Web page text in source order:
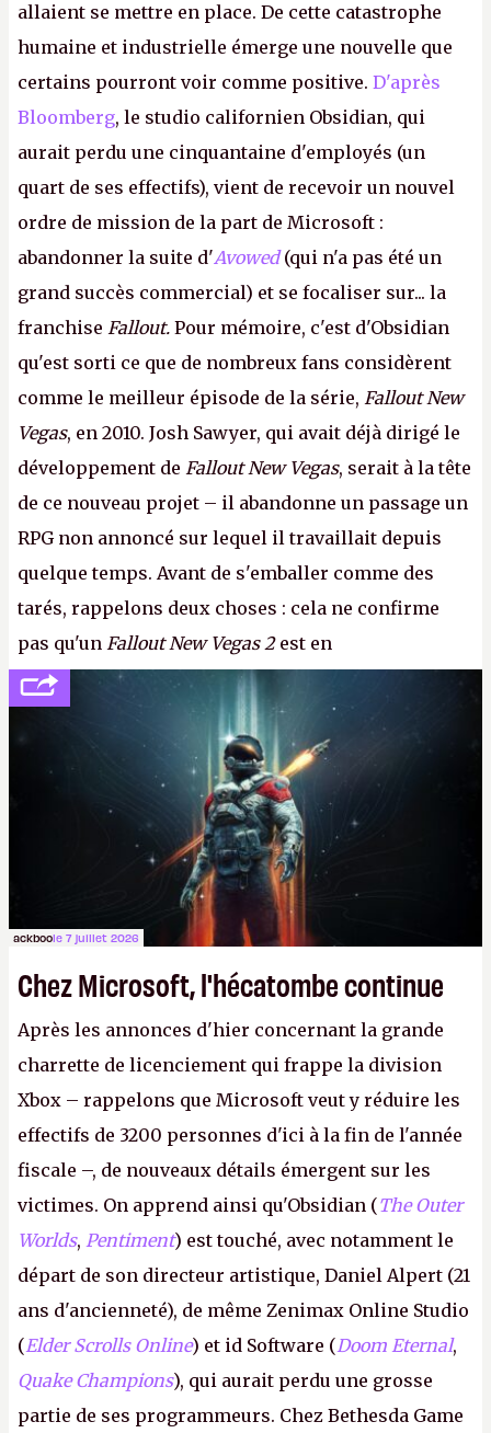
allaient se mettre en place. De cette catastrophe
humaine et industrielle émerge une nouvelle que
certains pourront voir comme positive. D'après
Bloomberg, le studio californien Obsidian, qui
aurait perdu une cinquantaine d'employés (un
quart de ses effectifs), vient de recevoir un nouvel
ordre de mission de la part de Microsoft :
abandonner la suite d'Avowed(qui n'a pas été un
grand succès commercial) et se focaliser sur... la
franchise Fallout. Pour mémoire, c'est d'Obsidian
qu'est sorti ce que de nombreux fans considèrent
comme le meilleur épisode de la série, Fallout New
Vegas, en 2010. Josh Sawyer, qui avait déjà dirigé le
développement de Fallout New Vegas, serait à la tête
de ce nouveau projet – il abandonne un passage un
RPG non annoncé sur lequel il travaillait depuis
quelque temps. Avant de s'emballer comme des
tarés, rappelons deux choses : cela ne confirme
pas qu'un Fallout New Vegas 2est en
développement (pour ce que l'on sait, ils bossent
peut-être sur
Fallout Football ou
Fallout vs. Les
Lapins Crétins) et l'Obsidian d'aujourd'hui n'est plus
le même studio qu'il y a 15 ans. Mais bon, OK, on
peut commencer à fantasmer.A.
ackboole 7 juillet 2026
Chez Microsoft, l'hécatombe continue
Après les annonces d'hier concernant la grande
charrette de licenciement qui frappe la division
Xbox – rappelons que Microsoft veut y réduire les
effectifs de 3200 personnes d'ici à la fin de l'année
fiscale –, de nouveaux détails émergent sur les
victimes. On apprend ainsi qu'Obsidian (The Outer
Worlds, Pentiment) est touché, avec notamment le
départ de son directeur artistique, Daniel Alpert (21
ans d'ancienneté), de même Zenimax Online Studio
(Elder Scrolls Online) et id Software (Doom Eternal,
Quake Champions), qui aurait perdu une grosse
partie de ses programmeurs. Chez Bethesda Game